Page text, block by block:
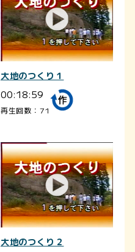
大地のつくり１
00:18:59
再生回数：71
大地のつくり２